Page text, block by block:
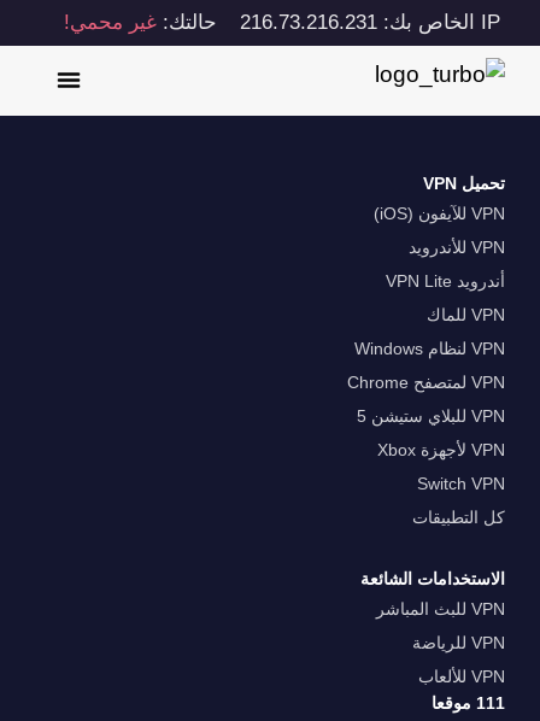
IP الخاص بك: 216.73.216.231 حالتك:غير محمي!
تحميل VPN
VPN للآيفون (iOS)
VPN للأندرويد
أندرويد VPN Lite
VPN للماك
VPN لنظام Windows
VPN لمتصفح Chrome
VPN للبلاي ستيشن 5
VPN لأجهزة Xbox
Switch VPN
كل التطبيقات
الاستخدامات الشائعة
VPN للبث المباشر
VPN للرياضة
VPN للألعاب
111 موقعا